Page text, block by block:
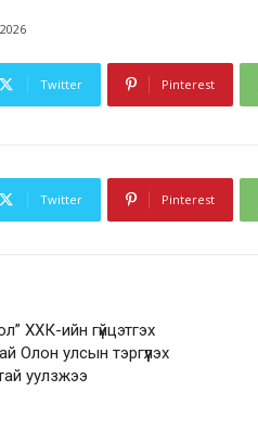
Twitter Pinterest
Twitter Pinterest
ХХК-ийн гүйцэтгэх
Олон улсын тэргүүлэх
уулзжээ